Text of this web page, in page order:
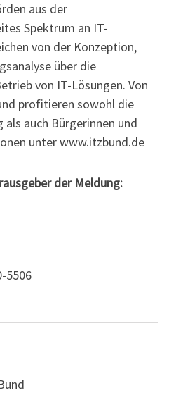
aus der
Spektrum an IT-
von der Konzeption,
über die
von IT-Lösungen. Von
profitieren sowohl die
auch Bürgerinnen und
unter www.itzbund.de
der Meldung:
5506